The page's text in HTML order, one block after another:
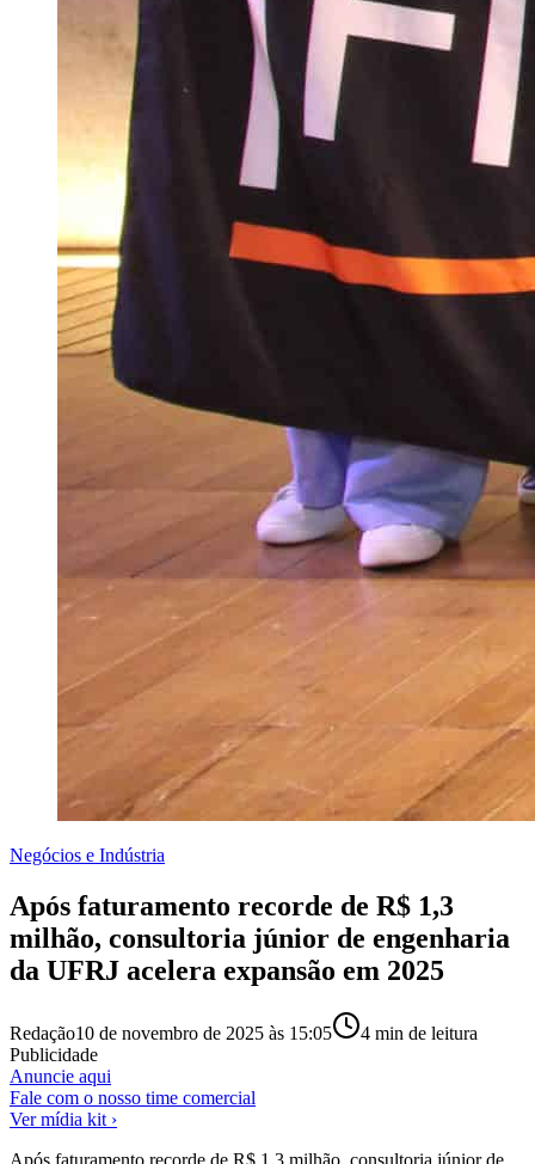
Negócios e Indústria
Após faturamento recorde de R$ 1,3
milhão, consultoria júnior de engenharia
da UFRJ acelera expansão em 2025
Redação10 de novembro de 2025 às 15:05 4 min de leitura
Publicidade
Anuncie aqui
Fale com o nosso time comercial
Ver mídia kit ›
Após faturamento recorde de R$ 1,3 milhão, consultoria júnior de